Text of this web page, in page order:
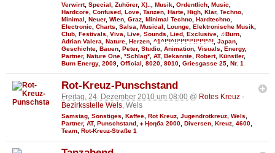
Verwirrt, Special Zuhörer, X).. Musik Ordentlich Music
Hardcore Confused Love Tanzen Härte High Klar, Techno
Minimal
Neuer, Wien Graz Minimal Techno Hardtechno
Electronic
Charts Salsa Musical Lounge Elektronische Musik
Club Festivals Viva Live Sounds Lied Exclusive ♫Burn
Adrian Valera
Nature Herzen ^1^!°!^!!°!°!°!°!!°!°!°^! Japan
Geschichte Bauen Peter, Studio Animation Visuals Energy,
Partner, Nature One *Schlag* AT, Bekannte Robert, Künstler,
Burn Energy, 2009 Official 8020 8010 Griesgasse 25 Nr. 1
Rot-Kreuz-Punschstand
Freitag, 24. Dezember 2010 um 08:00 @ Rotes Kreuz -
Bezirksstelle Wels, Wels
Samstag Sonstiges Kaffee Rot Kreuz Jugendrotkreuz Wels
Partner, AT, Punschstand ♦ Ңөηба 2000 Diversen Kreuz 4600
Team Rot-Kreuz-Straße 1